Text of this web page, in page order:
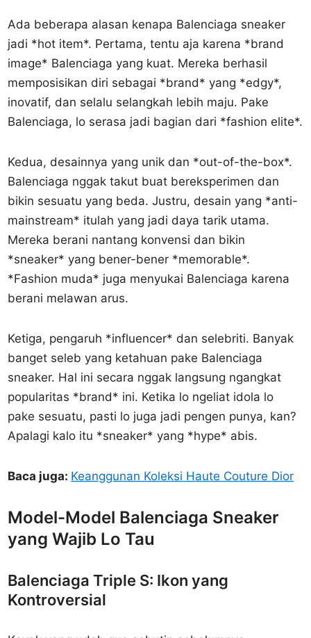
Ada beberapa alasan kenapa Balenciaga sneaker
jadi *hot item*. Pertama, tentu aja karena *brand
image* Balenciaga yang kuat. Mereka berhasil
memposisikan diri sebagai *brand* yang *edgy*,
inovatif, dan selalu selangkah lebih maju. Pake
Balenciaga, lo serasa jadi bagian dari *fashion elite*.
Kedua, desainnya yang unik dan *out-of-the-box*.
Balenciaga nggak takut buat bereksperimen dan
bikin sesuatu yang beda. Justru, desain yang *anti-
mainstream* itulah yang jadi daya tarik utama.
Mereka berani nantang konvensi dan bikin
*sneaker* yang bener-bener *memorable*.
*Fashion muda* juga menyukai Balenciaga karena
berani melawan arus.
Ketiga, pengaruh *influencer* dan selebriti. Banyak
banget seleb yang ketahuan pake Balenciaga
sneaker. Hal ini secara nggak langsung ngangkat
popularitas *brand* ini. Ketika lo ngeliat idola lo
pake sesuatu, pasti lo juga jadi pengen punya, kan?
Apalagi kalo itu *sneaker* yang *hype* abis.
Baca juga: Keanggunan Koleksi Haute Couture Dior
Model-Model Balenciaga Sneaker
yang Wajib Lo Tau
Balenciaga Triple S: Ikon yang
Kontroversial